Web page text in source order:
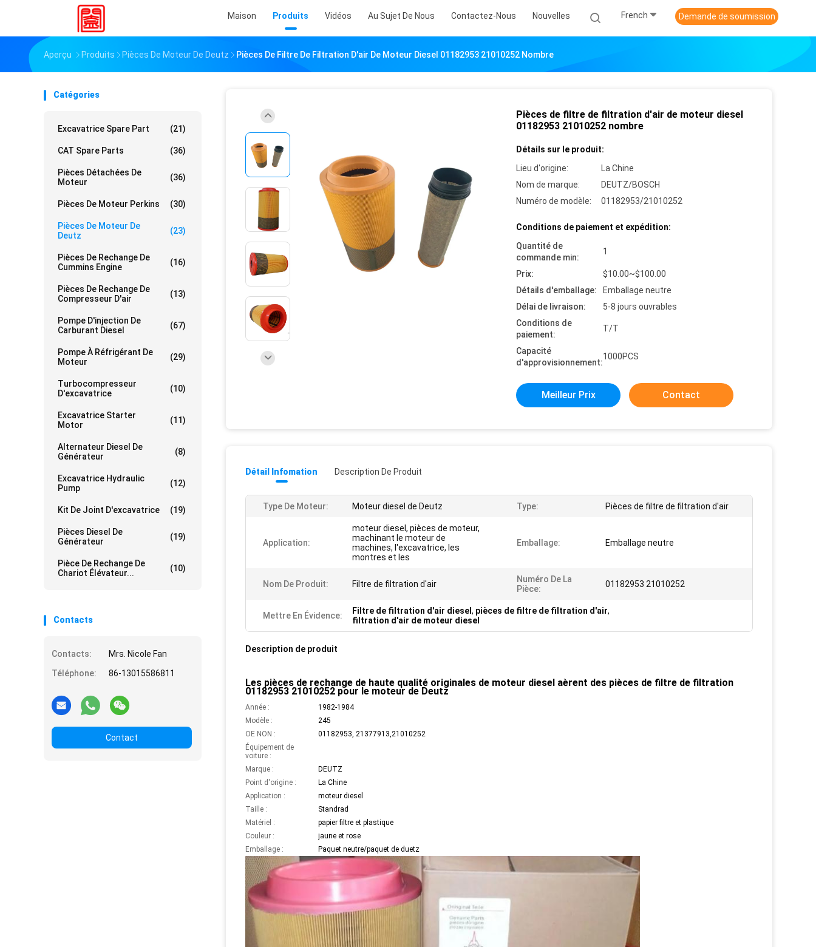
Maison Produits Vidéos Au Sujet De Nous Contactez-Nous Nouvelles French Demande de soumission
Aperçu Produits Pièces De Moteur De Deutz Pièces De Filtre De Filtration D'air De Moteur Diesel 01182953 21010252 Nombre
Catégories
Excavatrice Spare Part (21)
CAT Spare Parts (36)
Pièces Détachées De
Moteur
(36)
Pièces De Moteur Perkins (30)
Pièces De Moteur De
Deutz
(23)
Pièces De Rechange De
Cummins Engine
(16)
Pièces De Rechange De
Compresseur D'air
(13)
Pompe D'injection De
Carburant Diesel
(67)
Pompe À Réfrigérant De
Moteur
(29)
Turbocompresseur
D'excavatrice
(10)
Excavatrice Starter
Motor
(11)
Alternateur Diesel De
Générateur
(8)
Excavatrice Hydraulic
Pump
(12)
Kit De Joint D'excavatrice (19)
Pièces Diesel De
Générateur
(19)
Pièce De Rechange De
Chariot Élévateur...
(10)
Contacts
Contacts:
Mrs. Nicole Fan
Téléphone:
86-13015586811
Contact
Pièces de filtre de filtration d'air de moteur diesel
01182953 21010252 nombre
Détails sur le produit:
Lieu d'origine:
La Chine
Nom de marque:
DEUTZ/BOSCH
Numéro de modèle:
01182953/21010252
Conditions de paiement et expédition:
Quantité de
commande min:
1
Prix:
$10.00~$100.00
Détails d'emballage:
Emballage neutre
Délai de livraison:
5-8 jours ouvrables
Conditions de
paiement:
T/T
Capacité
d'approvisionnement:
1000PCS
Meilleur Prix Contact
Détail Infomation Description De Produit
Type De Moteur: Moteur diesel de Deutz Type: Pièces de filtre de filtration d'air
Application:
moteur diesel, pièces de moteur,
machinant le moteur de
machines, l'excavatrice, les
montres et les
Emballage: Emballage neutre
Nom De Produit: Filtre de filtration d'air
Numéro De La
Pièce:
01182953 21010252
Mettre En Évidence: Filtre de filtration d'air diesel , pièces de filtre de filtration d'air,
filtration d'air de moteur diesel
Description de produit
Les pièces de rechange de haute qualité originales de moteur diesel aèrent des pièces de filtre de filtration
01182953 21010252 pour le moteur de Deutz
Année :
1982-1984
Modèle :
245
OE NON :
01182953, 21377913,21010252
Équipement de
voiture :
Marque :
DEUTZ
Point d'origine :
La Chine
Application :
moteur diesel
Taille :
Standrad
Matériel :
papier filtre et plastique
Couleur :
jaune et rose
Emballage :
Paquet neutre/paquet de duetz